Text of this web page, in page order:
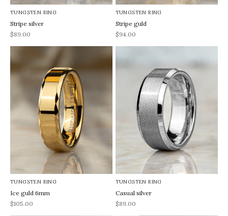
TUNGSTEN RING
Stripe silver
REA-pris
$89.00
TUNGSTEN RING
Stripe guld
REA-pris
$94.00
TUNGSTEN RING
Ice guld 6mm
REA-pris
$105.00
TUNGSTEN RING
Casual silver
REA-pris
$89.00